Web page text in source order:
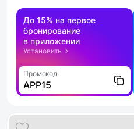
До 15% на первое
бронирование
в приложении
Установить
Промокод
APP15